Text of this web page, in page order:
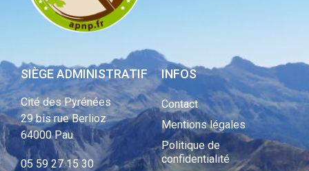
SIÈGE ADMINISTRATIF
Cité des Pyrénées
29 bis rue Berlioz
64000 Pau
05 59 27 15 30
INFOS
Contact
Mentions légales
Politique de
confidentialité